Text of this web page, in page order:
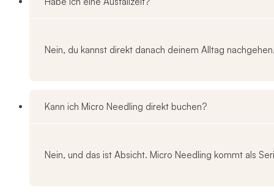
Nein, du kannst direkt danach deinem Alltag
Kann ich Micro Needling direkt buchen?
Nein, und das ist Absicht. Micro Needling kommt als